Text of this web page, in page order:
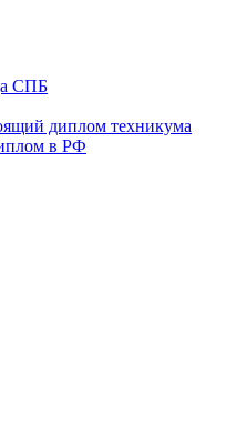
СПБ
диплом техникума
в РФ